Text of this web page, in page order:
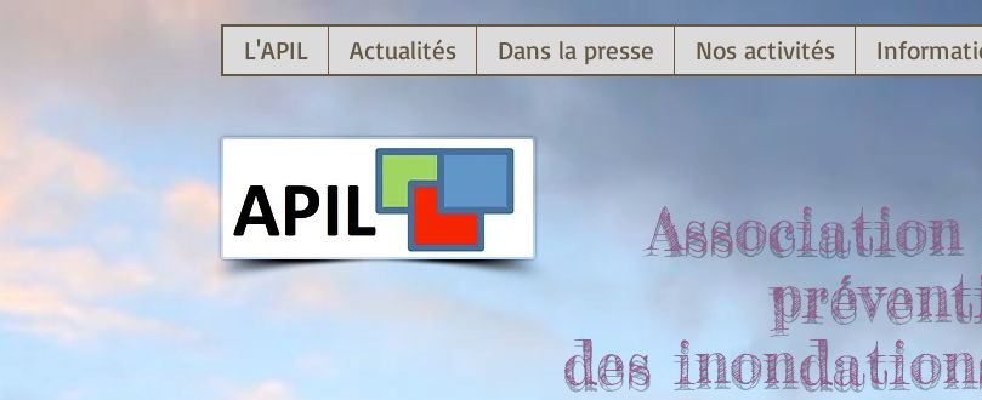
L'APIL Actualités Dans la presse Nos activités
des